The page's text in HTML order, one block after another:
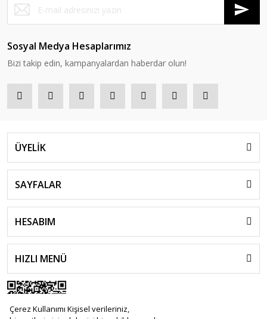
Çerez Kullanımı Kişisel verileriniz,
Sosyal Medya Hesaplarımız
Bizi takip edin, kampanyalardan haberdar olun!
ÜYELİK
SAYFALAR
HESABIM
HIZLI MENÜ